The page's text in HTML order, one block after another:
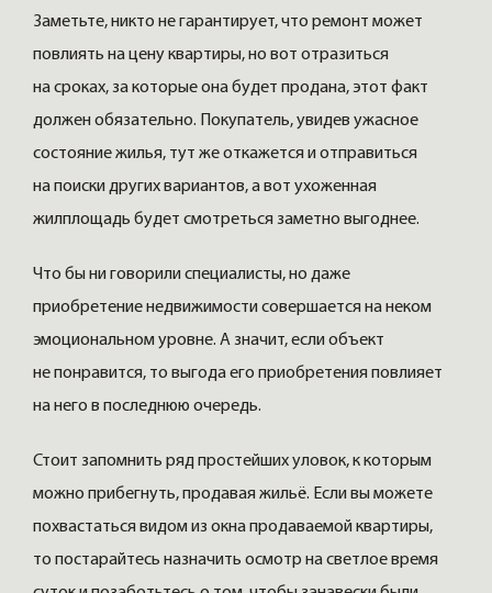
Заметьте, никто не гарантирует, что ремонт может
повлиять на цену квартиры, но вот отразиться
на сроках, за которые она будет продана, этот факт
должен обязательно. Покупатель, увидев ужасное
состояние жилья, тут же откажется и отправиться
на поиски других вариантов, а вот ухоженная
жилплощадь будет смотреться заметно выгоднее.
Что бы ни говорили специалисты, но даже
приобретение недвижимости совершается на неком
эмоциональном уровне. А значит, если объект
не понравится, то выгода его приобретения повлияет
на него в последнюю очередь.
Стоит запомнить ряд простейших уловок, к которым
можно прибегнуть, продавая жильё. Если вы можете
похвастаться видом из окна продаваемой квартиры,
то постарайтесь назначить осмотр на светлое время